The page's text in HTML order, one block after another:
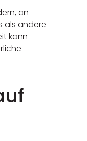
an
als andere
kann